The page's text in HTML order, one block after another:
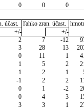
0 0 0
účast. ľahko zran. účast.
+/- +/-
2 7 -12
3 28 13
0 11 1
1 5 2
1 2 1
-1 2 2
0 1 -2
0 4 3
3 3 1